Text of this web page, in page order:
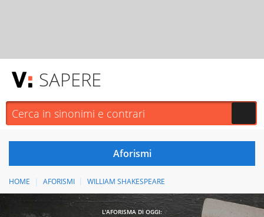
SAPERE
HOME AFORISMI WILLIAM SHAKESPEARE
L'AFORISMA DI OGGI: